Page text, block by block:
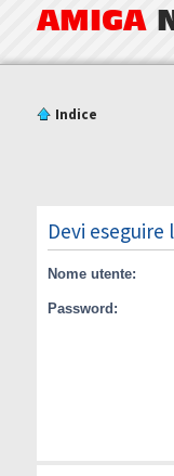
AMIGA
Indice
Devi
Nome utente:
Password: